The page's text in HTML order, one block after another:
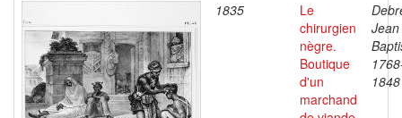
1835
Le
chirurgien
nègre.
Boutique
d'un
marchand
Jean
1848